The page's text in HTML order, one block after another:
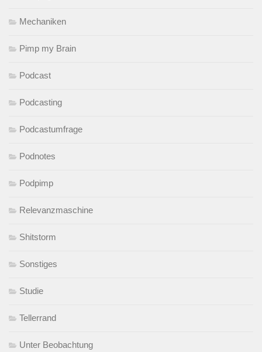
Mechaniken
Pimp my Brain
Podcast
Podcasting
Podcastumfrage
Podnotes
Podpimp
Relevanzmaschine
Shitstorm
Sonstiges
Studie
Tellerrand
Unter Beobachtung